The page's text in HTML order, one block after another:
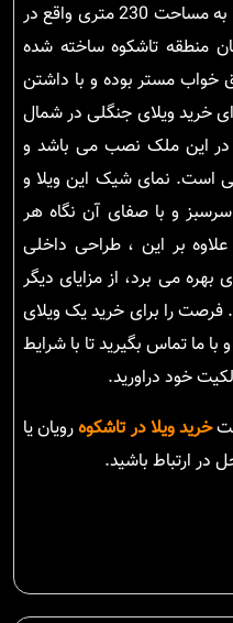
165 متری این ویلا شمال در زمینی به مساحت 230 متری واقع در
منطقه تاشکوه ساخته شده
ویلای شمال دارای 2 اتاق خواب مستر بوده و با داشتن
خرید ویلای جنگلی در شمال
این ملک نصب می باشد و
است. نمای شیک این ویلا و
سرسبز و با صفای آن نگاه هر
بر این ، طراحی داخلی
بهره می برد، از مزایای دیگر
را برای خرید یک ویلای
ما تماس بگیرید تا با شرایط
خود دراورید.
خرید ویلا در تاشکوهرویان یا
در ارتباط باشید.